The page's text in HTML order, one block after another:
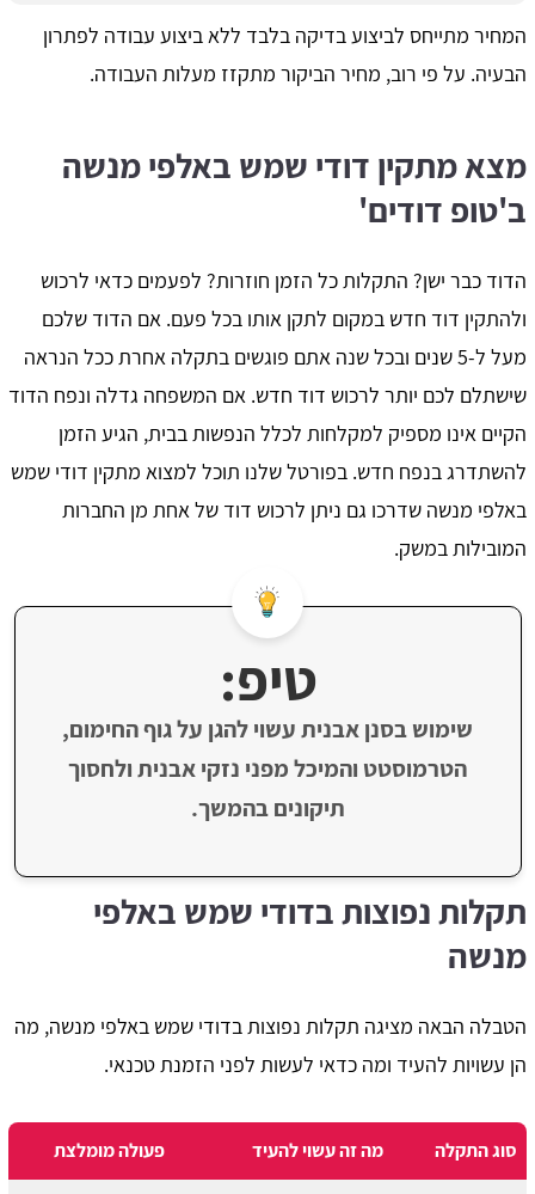
המחיר מתייחס לביצוע בדיקה בלבד ללא ביצוע עבודה לפתרון
הבעיה. על פי רוב, מחיר הביקור מתקזז מעלות העבודה.
מצא מתקין דודי שמש באלפי מנשה
ב'טופ דודים'
הדוד כבר ישן? התקלות כל הזמן חוזרות? לפעמים כדאי לרכוש
ולהתקין דוד חדש במקום לתקן אותו בכל פעם. אם הדוד שלכם
מעל ל-5 שנים ובכל שנה אתם פוגשים בתקלה אחרת ככל הנראה
שישתלם לכם יותר לרכוש דוד חדש. אם המשפחה גדלה ונפח הדוד
הקיים אינו מספיק למקלחות לכלל הנפשות בבית, הגיע הזמן
להשתדרג בנפח חדש. בפורטל שלנו תוכל למצוא מתקין דודי שמש
באלפי מנשה שדרכו גם ניתן לרכוש דוד של אחת מן החברות
המובילות במשק.
טיפ:
שימוש בסנן אבנית עשוי להגן על גוף החימום,
הטרמוסטט והמיכל מפני נזקי אבנית ולחסוך
תיקונים בהמשך.
תקלות נפוצות בדודי שמש באלפי
מנשה
הטבלה הבאה מציגה תקלות נפוצות בדודי שמש באלפי מנשה, מה
הן עשויות להעיד ומה כדאי לעשות לפני הזמנת טכנאי.
סוג התקלה מה זה עשוי להעיד פעולה מומלצת